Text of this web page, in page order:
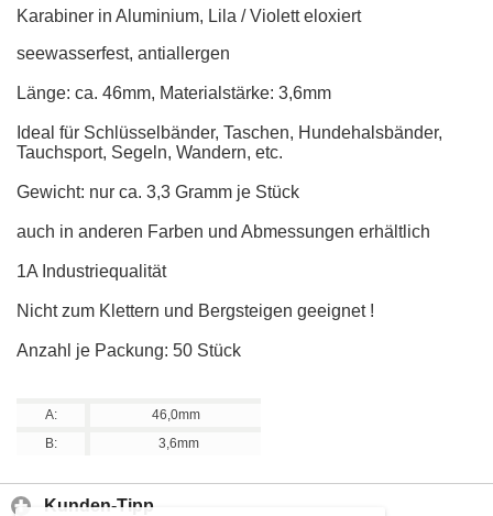
Karabiner in Aluminium, Lila / Violett eloxiert
seewasserfest, antiallergen
Länge: ca. 46mm, Materialstärke: 3,6mm
Ideal für Schlüsselbänder, Taschen, Hundehalsbänder,
Tauchsport, Segeln, Wandern, etc.
Gewicht: nur ca. 3,3 Gramm je Stück
auch in anderen Farben und Abmessungen erhältlich
1A Industriequalität
Nicht zum Klettern und Bergsteigen geeignet !
Anzahl je Packung: 50 Stück
A:
46,0mm
B:
3,6mm
Kunden-Tipp